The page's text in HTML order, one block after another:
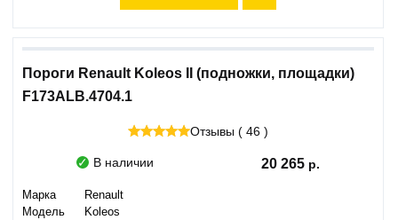
Пороги Renault Koleos II (подножки, площадки)
F173ALB.4704.1
Отзывы ( 46 )
В наличии 20 265
Марка
Renault
Модель
Koleos